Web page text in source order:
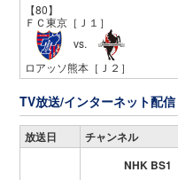
【80】
ＦＣ東京 ［Ｊ１］
vs.
ロアッソ熊本 ［Ｊ２］
TV放送/インターネット配信
放送日 チャンネル
NHK BS1